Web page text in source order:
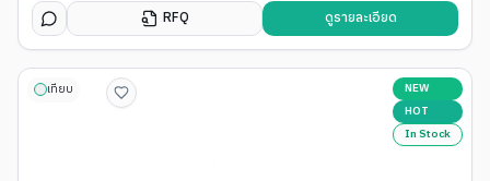
RFQ ดูรายละเอียด
เทียบ
NEW
HOT
In Stock